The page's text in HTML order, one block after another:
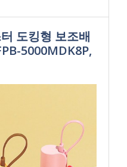
도킹형 보조배
5000MDK8P,